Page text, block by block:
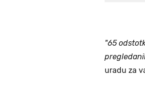
"65
uradu za